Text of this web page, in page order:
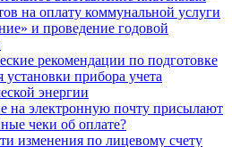
на оплату коммунальной услуги
и проведение годовой
рекомендации по подготовке
установки прибора учета
энергии
на электронную почту присылают
чеки об оплате?
изменения по лицевому счету